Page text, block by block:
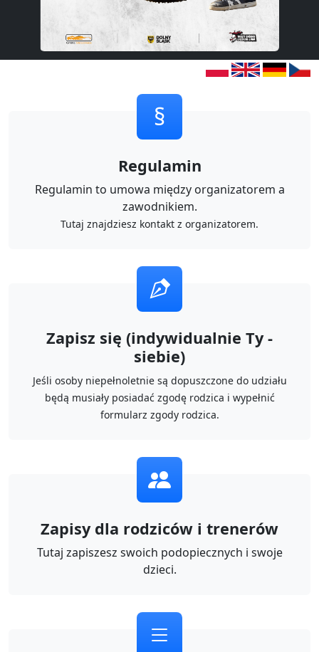
§
Regulamin
Regulamin to umowa między organizatorem a
zawodnikiem.
Tutaj znajdziesz kontakt z organizatorem.
Zapisz się (indywidualnie Ty -
siebie)
Jeśli osoby niepełnoletnie są dopuszczone do udziału
będą musiały posiadać zgodę rodzica i wypełnić
formularz zgody rodzica.
Zapisy dla rodziców i trenerów
Tutaj zapiszesz swoich podopiecznych i swoje
dzieci.